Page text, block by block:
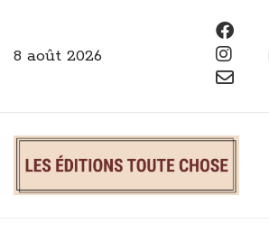
8 août 2026